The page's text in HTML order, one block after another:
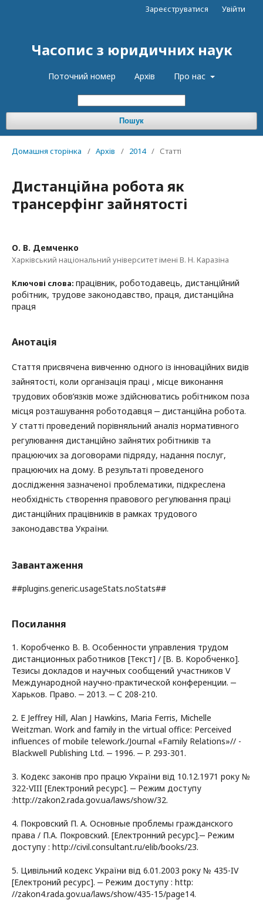
Часопис з юридичних наук
Поточний номер Архів Про нас
Пошук
Зареєструватися Увійти
Домашня сторінка / Архів / 2014 / Статті
Дистанційна робота як
трансерфінг зайнятості
О. В. Демченко
Харківський національний університет імені В. Н. Каразіна
Ключові слова: працівник, роботодавець, дистанційний
робітник, трудове законодавство, праця, дистанційна
праця
Анотація
Стаття присвячена вивченню одного із інноваційних видів
зайнятості, коли організація праці , місце виконання
трудових обов’язків може здійснюватись робітником поза
місця розташування роботодавця ‒ дистанційна робота.
У статті проведений порівняльний аналіз нормативного
регулювання дистанційно зайнятих робітників та
працюючих за договорами підряду, надання послуг,
працюючих на дому. В результаті проведеного
дослідження зазначеної проблематики, підкреслена
необхідність створення правового регулювання праці
дистанційних працівників в рамках трудового
законодавства України.
Завантаження
##plugins.generic.usageStats.noStats##
Посилання
1. Коробченко В. В. Особенности управления трудом
дистанционных работников [Текст] / [В. В. Коробченко].
Тезисы докладов и научных сообщений участников V
Международной научно-практической конференции. ‒
Харьков. Право. ‒ 2013. ‒ С 208-210.
2. E Jeffrey Hill, Alan J Hawkins, Maria Ferris, Michelle
Weitzman. Work and family in the virtual office: Perceived
influences of mobile telework./Journal «Family Relations»// -
Blackwell Publishing Ltd. ‒ 1996. ‒ P. 293-301.
3. Кодекс законів про працю України від 10.12.1971 року №
322-VIII [Електроний ресурс]. ‒ Режим доступу
:http://zakon2.rada.gov.ua/laws/show/32.
4. Покровский П. А. Основные проблемы гражданского
права / П.А. Покровский. [Електронний ресурс].‒ Режим
доступу : http://civil.consultant.ru/elib/books/23.
5. Цивільний кодекс України від 6.01.2003 року № 435-IV
[Електроний ресурс]. ‒ Режим доступу : http:
//zakon4.rada.gov.ua/laws/show/435-15/page14.